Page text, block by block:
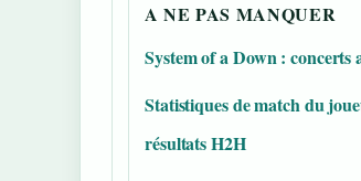
A NE PAS MANQUER
System of a Down : concerts
Statistiques de match du
résultats H2H